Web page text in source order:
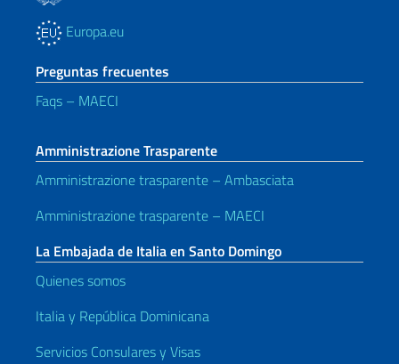
Europa.eu
Preguntas frecuentes
Faqs – MAECI
Amministrazione Trasparente
Amministrazione trasparente – Ambasciata
Amministrazione trasparente – MAECI
La Embajada de Italia en Santo Domingo
Quienes somos
Italia y República Dominicana
Servicios Consulares y Visas